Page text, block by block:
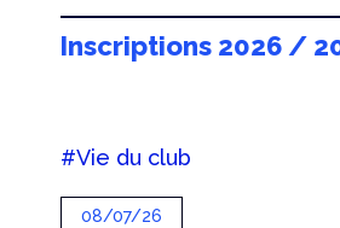
Inscriptions 2026 /
#Vie du club
08/07/26